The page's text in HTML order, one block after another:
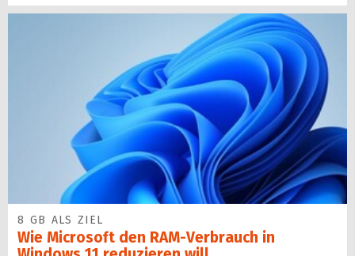
8 GB ALS ZIEL
Wie Microsoft den RAM-Verbrauch in